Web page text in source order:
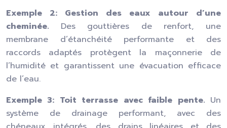
Exemple 2: Gestion des eaux autour d’une
cheminée. Des gouttières de renfort, une
membrane d’étanchéité performante et des
raccords adaptés protègent la maçonnerie de
l’humidité et garantissent une évacuation efficace
de l’eau.
Exemple 3: Toit terrasse avec faible pente. Un
système de drainage performant, avec des